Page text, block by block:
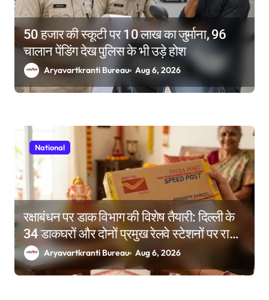
50 हजार की स्कूटी पर 10 लाख का जुर्माना, 96
चालान पेंडिंग देख पुलिस के भी उड़े होश
Aryavartkranti Bureau Aug 6, 2026
National
रक्षाबंधन पर डाक विभाग की विशेष तैयारी: दिल्ली के
34 डाकघरों और दोनों प्रमुख रेलवे स्टेशनों पर राखी
बुकिंग के विशेष काउंटर
Aryavartkranti Bureau Aug 6, 2026